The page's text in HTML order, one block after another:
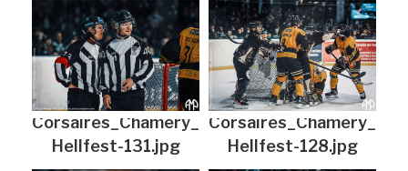
Corsaires_Chamery_
Hellfest-131.jpg
Corsaires_Chamery_
Hellfest-128.jpg